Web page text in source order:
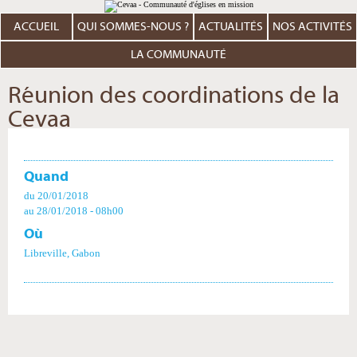
au
contenu.
Aller
personnels
ACCUEIL QUI SOMMES-NOUS ? ACTUALITÉS NOS ACTIVITÉS
LA COMMUNAUTÉ
Réunion des coordinations de la
Cevaa
Quand
du 20/01/2018
au 28/01/2018 - 08h00
Où
Libreville, Gabon